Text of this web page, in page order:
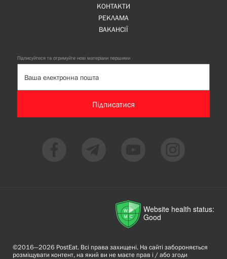
КОНТАКТИ
РЕКЛАМА
ВАКАНСІЇ
Підписуйтеся та отримуйте нові матеріали першими
Підписатися
Website health status:
Good
©2016—2026 PostEat. Всі права захищені. На сайті забороняється
розміщувати контент, на який ви не маєте прав і / або згоди